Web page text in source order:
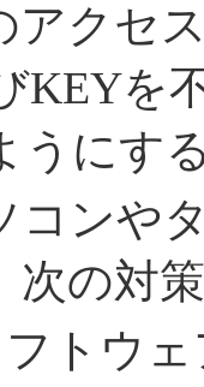
アクセ
KEYを
うにす
コンや
次の対
フトウ